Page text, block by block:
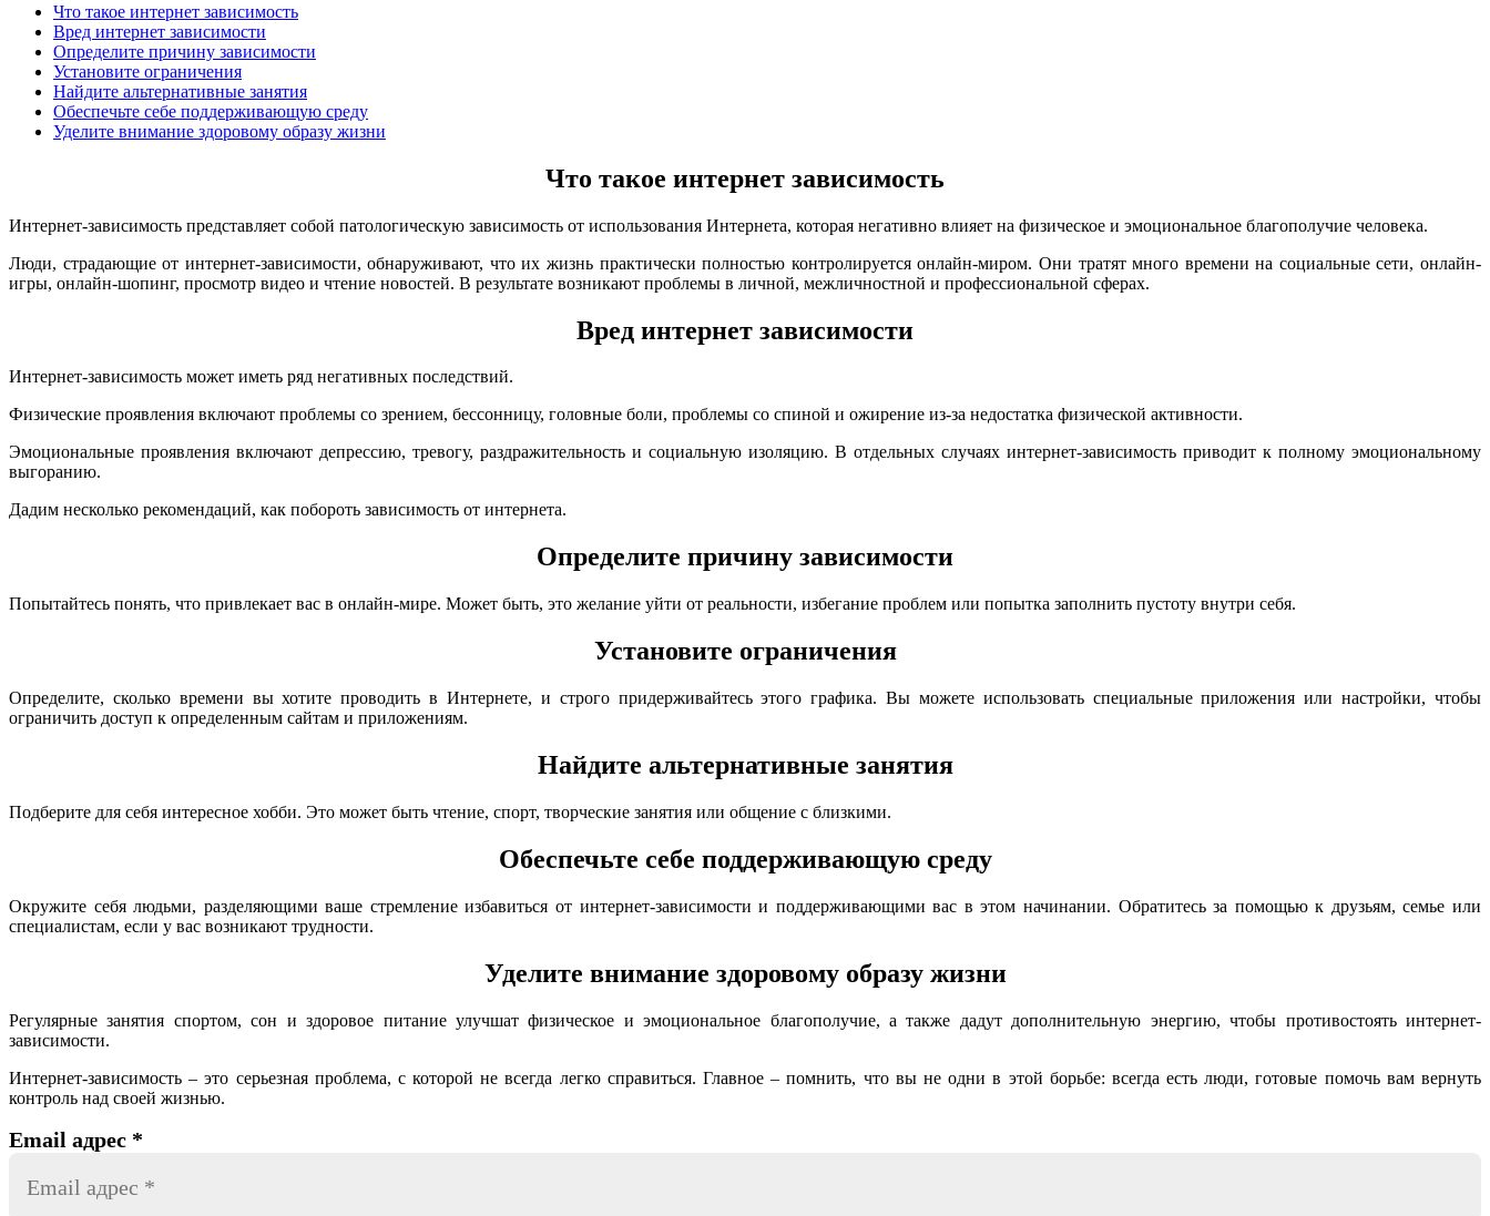
Что такое интернет зависимость
Вред интернет зависимости
Определите причину зависимости
Установите ограничения
Найдите альтернативные занятия
Обеспечьте себе поддерживающую среду
Уделите внимание здоровому образу жизни
Что такое интернет зависимость
Интернет-зависимость представляет собой патологическую зависимость от использования Интернета, которая негативно влияет на физическое и эмоциональное благополучие человека.
Люди, страдающие от интернет-зависимости, обнаруживают, что их жизнь практически полностью контролируется онлайн-миром. Они тратят много времени на социальные сети, онлайн-
игры, онлайн-шопинг, просмотр видео и чтение новостей. В результате возникают проблемы в личной, межличностной и профессиональной сферах.
Вред интернет зависимости
Интернет-зависимость может иметь ряд негативных последствий.
Физические проявления включают проблемы со зрением, бессонницу, головные боли, проблемы со спиной и ожирение из-за недостатка физической активности.
Эмоциональные проявления включают депрессию, тревогу, раздражительность и социальную изоляцию. В отдельных случаях интернет-зависимость приводит к полному эмоциональному
выгоранию.
Дадим несколько рекомендаций, как побороть зависимость от интернета.
Определите причину зависимости
Попытайтесь понять, что привлекает вас в онлайн-мире. Может быть, это желание уйти от реальности, избегание проблем или попытка заполнить пустоту внутри себя.
Установите ограничения
Определите, сколько времени вы хотите проводить в Интернете, и строго придерживайтесь этого графика. Вы можете использовать специальные приложения или настройки, чтобы
ограничить доступ к определенным сайтам и приложениям.
Найдите альтернативные занятия
Подберите для себя интересное хобби. Это может быть чтение, спорт, творческие занятия или общение с близкими.
Обеспечьте себе поддерживающую среду
Окружите себя людьми, разделяющими ваше стремление избавиться от интернет-зависимости и поддерживающими вас в этом начинании. Обратитесь за помощью к друзьям, семье или
специалистам, если у вас возникают трудности.
Уделите внимание здоровому образу жизни
Регулярные занятия спортом, сон и здоровое питание улучшат физическое и эмоциональное благополучие, а также дадут дополнительную энергию, чтобы противостоять интернет-
зависимости.
Интернет-зависимость – это серьезная проблема, с которой не всегда легко справиться. Главное – помнить, что вы не одни в этой борьбе: всегда есть люди, готовые помочь вам вернуть
контроль над своей жизнью.
Email адрес *